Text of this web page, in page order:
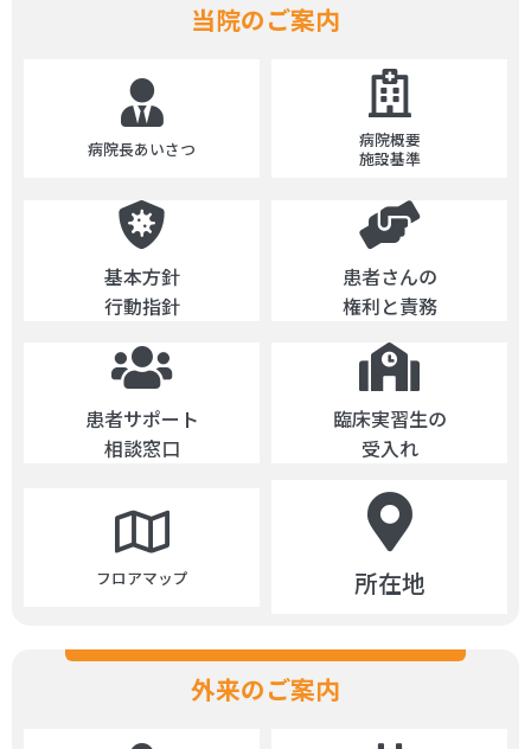
当院のご案内
病院長あいさつ
病院概要
施設基準
基本方針
行動指針
患者さんの
権利と責務
患者サポート
相談窓口
臨床実習生の
受入れ
フロアマップ 所在地
外来のご案内